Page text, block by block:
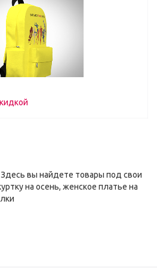
вы найдете товары под свои
на осень, женское платье на